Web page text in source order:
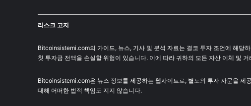
리스크 고지
Bitcoinsistemi.com의 가이드, 뉴스, 기사 및 분석 자료는 결코 투자 조언에 해당
칫 투자금 전액을 손실할 위험이 있습니다. 이에 따라 귀하의 모든 자산 이체 및
Bitcoinsistemi.com은 뉴스 정보를 제공하는 웹사이트로, 별도의 투자 자문을
대해 어떠한 법적 책임도 지지 않습니다.